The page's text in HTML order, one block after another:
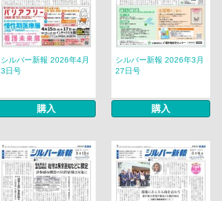
シルバー新報 2026年4月
3日号
購入
シルバー新報 2026年3月
27日号
購入